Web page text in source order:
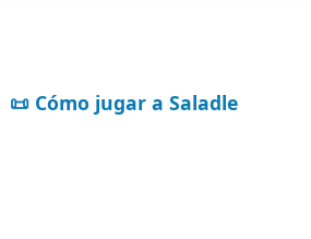
📜 Cómo jugar a Saladle